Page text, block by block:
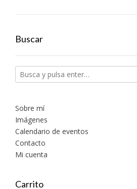
Buscar
Sobre mí
Imágenes
Calendario de eventos
Contacto
Mi cuenta
Carrito